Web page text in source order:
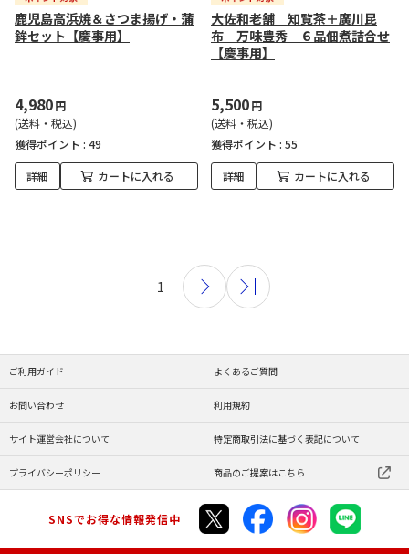
鹿児島高浜焼＆さつま揚げ・蒲
鉾セット【慶事用】
4,980円
(送料・税込)
獲得ポイント : 49
詳細 カートに入れる
大佐和老舗 知覧茶＋廣川昆
布 万味豊秀 ６品佃煮詰合せ
【慶事用】
5,500円
(送料・税込)
獲得ポイント : 55
詳細 カートに入れる
1
ご利用ガイド よくあるご質問
お問い合わせ 利用規約
サイト運営会社について 特定商取引法に基づく表記について
プライバシーポリシー 商品のご提案はこちら
SNSでお得な情報発信中